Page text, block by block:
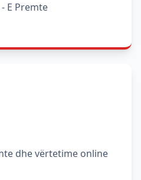
E Premte
dhe vërtetime online